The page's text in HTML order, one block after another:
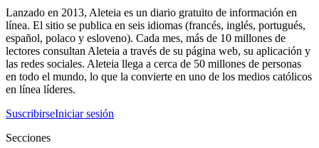
Lanzado en 2013, Aleteia es un diario gratuito de información en
línea. El sitio se publica en seis idiomas (francés, inglés, portugués,
español, polaco y esloveno). Cada mes, más de 10 millones de
lectores consultan Aleteia a través de su página web, su aplicación y
las redes sociales. Aleteia llega a cerca de 50 millones de personas
en todo el mundo, lo que la convierte en uno de los medios católicos
en línea líderes.
SuscribirseIniciar sesión
Secciones